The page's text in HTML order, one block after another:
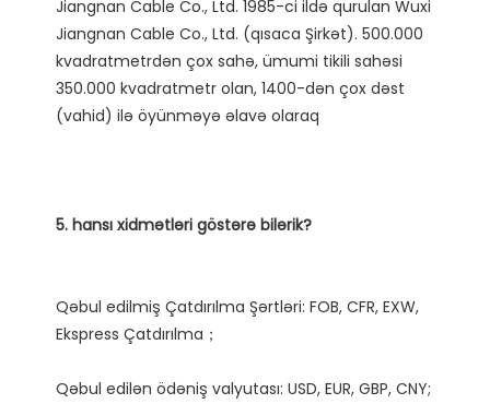
Jiangnan Cable Co., Ltd. 1985-ci ildə qurulan Wuxi
Jiangnan Cable Co., Ltd. (qısaca Şirkət). 500.000
kvadratmetrdən çox sahə, ümumi tikili sahəsi
350.000 kvadratmetr olan, 1400-dən çox dəst
Qəbul edilmiş Çatdırılma Şərtləri: FOB, CFR, EXW,